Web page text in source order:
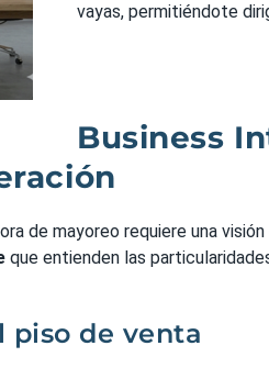
vayas, permitiéndote
Business
de mayoreo requiere una
que entienden las
piso de venta